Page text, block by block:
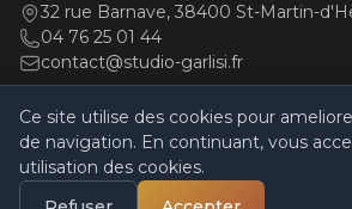
32 rue Barnave, 38400 St-Martin-
04 76 25 01 44
contact@studio-garlisi.fr
© 2026 Studio Garlisi. Tous
Mentions légales|Politique de
Règlement intérieur
Ce site utilise des cookies pour
de navigation. En continuant, vous
utilisation des cookies.